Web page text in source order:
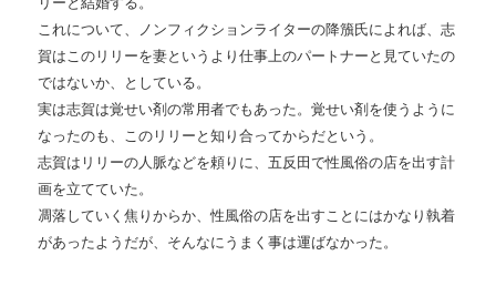
これについて、ノンフィクションライターの降籏氏によれば、志
賀はこのリリーを妻というより仕事上のパートナーと見ていたの
ではないか、としている。
実は志賀は覚せい剤の常用者でもあった。覚せい剤を使うように
なったのも、このリリーと知り合ってからだという。
志賀はリリーの人脈などを頼りに、五反田で性風俗の店を出す計
画を立てていた。
凋落していく焦りからか、性風俗の店を出すことにはかなり執着
があったようだが、そんなにうまく事は運ばなかった。